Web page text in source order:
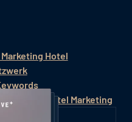
Hotel
/ Hotel Marketing